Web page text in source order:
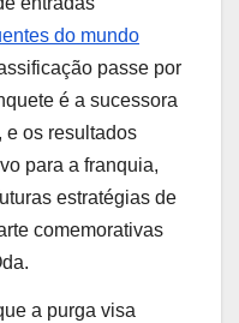
do mundo
passe por
é a sucessora
e os resultados
para a franquia,
estratégias de
comemorativas
a purga visa